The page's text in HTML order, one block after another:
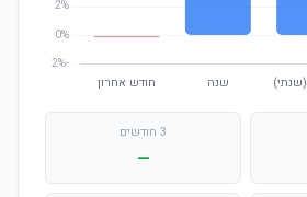
3 חודשים
—